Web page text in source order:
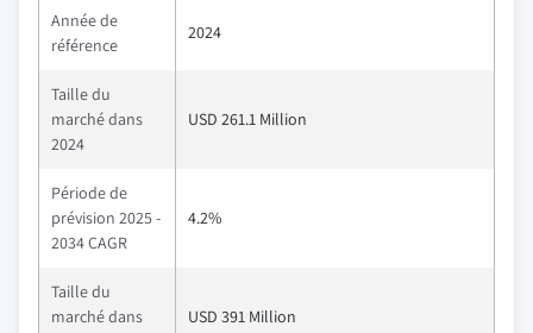
Année de
référence
2024
Taille du
marché dans
2024
USD 261.1 Million
Période de
prévision 2025 -
2034 CAGR
4.2%
Taille du
marché dans
USD 391 Million